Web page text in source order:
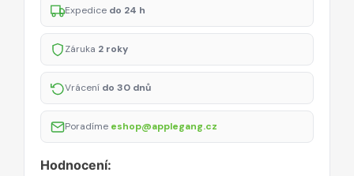
Expedice do 24 h
Záruka 2 roky
Vrácení do 30 dnů
Poradíme eshop@applegang.cz
Hodnocení: